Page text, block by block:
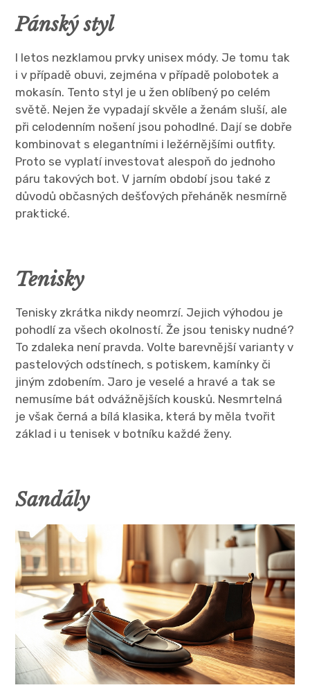
Pánský styl
I letos nezklamou prvky unisex módy. Je tomu tak
i v případě obuvi, zejména v případě polobotek a
mokasín. Tento styl je u žen oblíbený po celém
světě. Nejen že vypadají skvěle a ženám sluší, ale
při celodenním nošení jsou pohodlné. Dají se dobře
kombinovat s elegantními i ležérnějšími outfity.
Proto se vyplatí investovat alespoň do jednoho
páru takových bot. V jarním období jsou také z
důvodů občasných dešťových přeháněk nesmírně
praktické.
Tenisky
Tenisky zkrátka nikdy neomrzí. Jejich výhodou je
pohodlí za všech okolností. Že jsou tenisky nudné?
To zdaleka není pravda. Volte barevnější varianty v
pastelových odstínech, s potiskem, kamínky či
jiným zdobením. Jaro je veselé a hravé a tak se
nemusíme bát odvážnějších kousků. Nesmrtelná
je však černá a bílá klasika, která by měla tvořit
základ i u tenisek v botníku každé ženy.
Sandály